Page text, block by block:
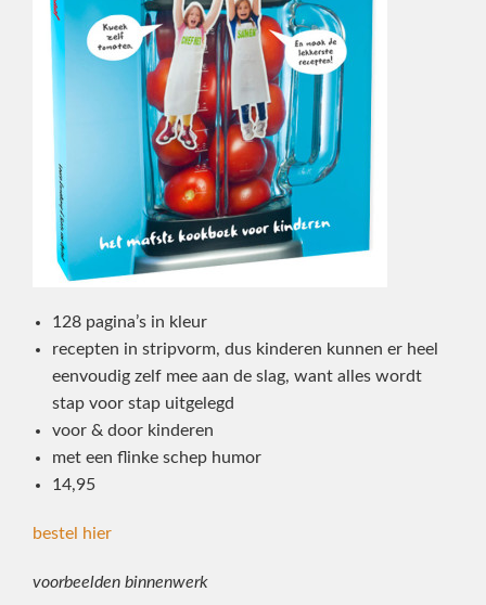
128 pagina’s in kleur
recepten in stripvorm, dus kinderen kunnen er heel
eenvoudig zelf mee aan de slag, want alles wordt
stap voor stap uitgelegd
voor & door kinderen
met een flinke schep humor
14,95
bestel hier
voorbeelden binnenwerk